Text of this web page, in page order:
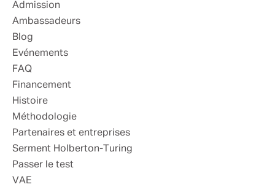
Admission
Ambassadeurs
Blog
Evénements
FAQ
Financement
Histoire
Méthodologie
Partenaires et entreprises
Serment Holberton-Turing
Passer le test
VAE